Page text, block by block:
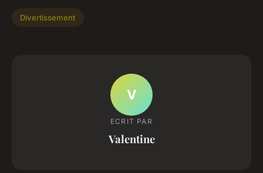
Divertissement
V
ECRIT PAR
Valentine